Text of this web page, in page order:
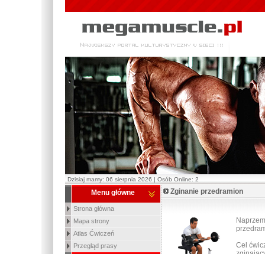
Dzisiaj mamy: 06 sierpnia 2026 | Osób Online: 2
Menu główne
Strona główna
Mapa strony
Atlas Ćwiczeń
Przegląd prasy
Zginanie przedramion
Cel